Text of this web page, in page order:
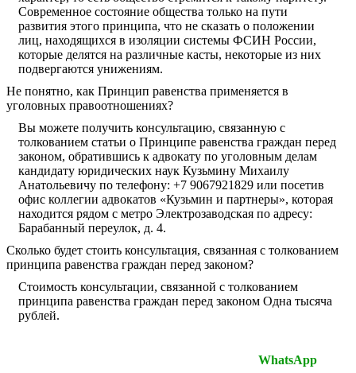
Современное состояние общества только на пути
развития этого принципа, что не сказать о положении
лиц, находящихся в изоляции системы ФСИН России,
которые делятся на различные касты, некоторые из них
подвергаются унижениям.
Не понятно, как Принцип равенства применяется в
уголовных правоотношениях?
Вы можете получить консультацию, связанную с
толкованием статьи о Принципе равенства граждан перед
законом, обратившись к адвокату по уголовным делам
кандидату юридических наук Кузьмину Михаилу
Анатольевичу по телефону: +7 9067921829 или посетив
офис коллегии адвокатов «Кузьмин и партнеры», которая
находится рядом с метро Электрозаводская по адресу:
Барабанный переулок, д. 4.
Сколько будет стоить консультация, связанная с толкованием
принципа равенства граждан перед законом?
Стоимость консультации, связанной с толкованием
принципа равенства граждан перед законом Одна тысяча
рублей.
WhatsApp